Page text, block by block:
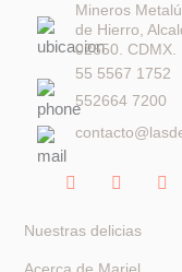
Mineros
de Hierro,
02650. CDMX.
55 5567 1752
552664 7200
F
a
e
b
I
n
t
a
W
h
Nuestras delicias